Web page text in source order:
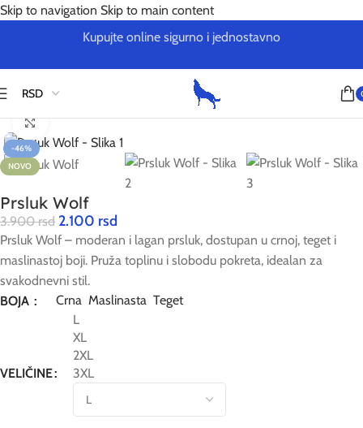
Skip to navigation Skip to main content
Kupujte online sigurno i jednostavno
Početna
-46%
NOVO
Kliknite za uvećanje
Prsluk Wolf
3.900rsd 2.100 rsd
Prsluk Wolf – moderan i lagan prsluk, dostupan u crnoj, teget i
maslinastoj boji. Pruža toplinu i slobodu pokreta, idealan za
svakodnevni stil.
BOJA
Crna Maslinasta Teget
VELIČINE
L
XL
2XL
3XL